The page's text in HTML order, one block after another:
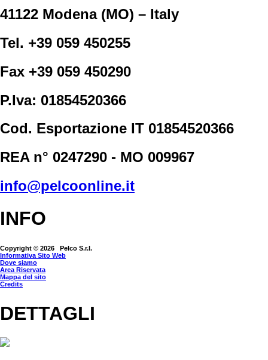
41122 Modena (MO) – Italy
Tel. +39 059 450255
Fax +39 059 450290
P.Iva: 01854520366
Cod. Esportazione IT 01854520366
REA n° 0247290 - MO 009967
info@pelcoonline.it
INFO
Copyright © 2026 Pelco S.r.l.
Informativa Sito Web
Dove siamo
Area Riservata
Mappa del sito
Credits
DETTAGLI